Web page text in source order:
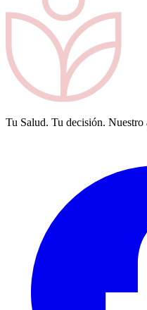
Tu Salud. Tu decisión. Nuestro